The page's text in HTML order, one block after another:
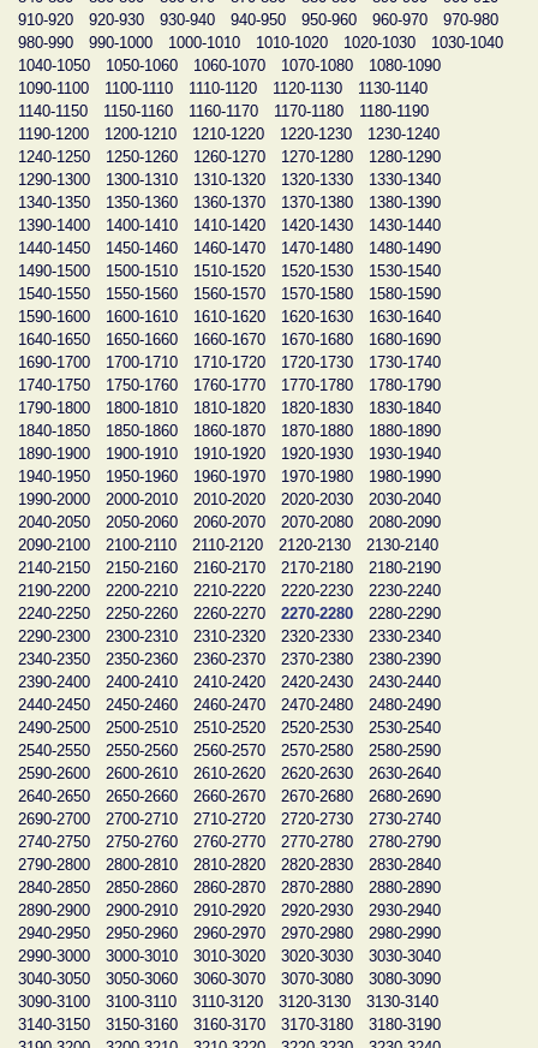
910-920
920-930 930-940 940-950 950-960 960-970
970-980
980-990
990-1000 1000-1010 1010-1020 1020-1030
1030-1040
1040-1050
1050-1060 1060-1070 1070-1080
1080-1090
1090-1100
1100-1110 1110-1120 1120-1130
1130-1140
1140-1150
1150-1160 1160-1170 1170-1180
1180-1190
1190-1200
1200-1210 1210-1220 1220-1230
1230-1240
1240-1250
1250-1260 1260-1270 1270-1280
1280-1290
1290-1300
1300-1310 1310-1320 1320-1330
1330-1340
1340-1350
1350-1360 1360-1370 1370-1380
1380-1390
1390-1400
1400-1410 1410-1420 1420-1430
1430-1440
1440-1450
1450-1460 1460-1470 1470-1480
1480-1490
1490-1500
1500-1510 1510-1520 1520-1530
1530-1540
1540-1550
1550-1560 1560-1570 1570-1580
1580-1590
1590-1600
1600-1610 1610-1620 1620-1630
1630-1640
1640-1650
1650-1660 1660-1670 1670-1680
1680-1690
1690-1700
1700-1710 1710-1720 1720-1730
1730-1740
1740-1750
1750-1760 1760-1770 1770-1780
1780-1790
1790-1800
1800-1810 1810-1820 1820-1830
1830-1840
1840-1850
1850-1860 1860-1870 1870-1880
1880-1890
1890-1900
1900-1910 1910-1920 1920-1930
1930-1940
1940-1950
1950-1960 1960-1970 1970-1980
1980-1990
1990-2000
2000-2010 2010-2020 2020-2030
2030-2040
2040-2050
2050-2060 2060-2070 2070-2080
2080-2090
2090-2100
2100-2110 2110-2120 2120-2130
2130-2140
2140-2150
2150-2160 2160-2170 2170-2180
2180-2190
2190-2200
2200-2210 2210-2220 2220-2230
2230-2240
2240-2250
2250-2260 2260-2270 2270-2280
2280-2290
2290-2300
2300-2310 2310-2320 2320-2330
2330-2340
2340-2350
2350-2360 2360-2370 2370-2380
2380-2390
2390-2400
2400-2410 2410-2420 2420-2430
2430-2440
2440-2450
2450-2460 2460-2470 2470-2480
2480-2490
2490-2500
2500-2510 2510-2520 2520-2530
2530-2540
2540-2550
2550-2560 2560-2570 2570-2580
2580-2590
2590-2600
2600-2610 2610-2620 2620-2630
2630-2640
2640-2650
2650-2660 2660-2670 2670-2680
2680-2690
2690-2700
2700-2710 2710-2720 2720-2730
2730-2740
2740-2750
2750-2760 2760-2770 2770-2780
2780-2790
2790-2800
2800-2810 2810-2820 2820-2830
2830-2840
2840-2850
2850-2860 2860-2870 2870-2880
2880-2890
2890-2900
2900-2910 2910-2920 2920-2930
2930-2940
2940-2950
2950-2960 2960-2970 2970-2980
2980-2990
2990-3000
3000-3010 3010-3020 3020-3030
3030-3040
3040-3050
3050-3060 3060-3070 3070-3080
3080-3090
3090-3100
3100-3110 3110-3120 3120-3130
3130-3140
3140-3150
3150-3160 3160-3170 3170-3180
3180-3190